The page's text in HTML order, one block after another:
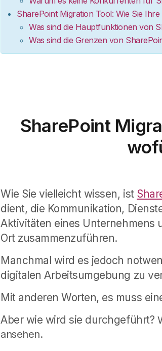
SharePoint Migration Tool: Wie Sie
Was sind die Hauptfunktionen von
Was sind die Grenzen von
SharePoint
Wie Sie vielleicht wissen, ist
dient, die Kommunikation,
Aktivitäten eines Unternehmens
Ort zusammenzuführen.
Manchmal wird es jedoch
digitalen Arbeitsumgebung zu
Mit anderen Worten, es muss
Aber wie wird sie durchgeführt?
ansehen.